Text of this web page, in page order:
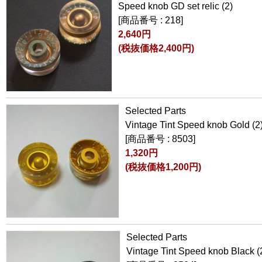
Speed knob GD set relic (2)
[商品番号 : 218]
2,640円
(税抜価格2,400円)
Selected Parts
Vintage Tint Speed knob Gold
[商品番号 : 8503]
1,320円
(税抜価格1,200円)
Selected Parts
Vintage Tint Speed knob Black